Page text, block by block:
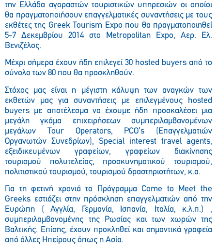
την Ελλάδα αγοραστών τουριστικών υπηρεσιών οι οποίοι
θα πραγματοποιήσουν επαγγελματικές συναντήσεις με τους
εκθέτες της Greek Tourism Expo που θα πραγματοποιηθεί
5-7 Δεκεμβρίου 2014 στο Metropolitan Expo, Αερ. Ελ.
Βενιζέλος.
Μέχρι σήμερα έχουν ήδη επιλεγεί 30 hosted buyers από το
σύνολο των 80 που θα προσκληθούν.
Στόχος μας είναι η μέγιστη κάλυψη των αναγκών των
εκθετών μας για συναντήσεις με επιλεγμένους hosted
buyers με αποτέλεσμα να έχουμε ήδη προσκαλέσει μια
μεγάλη γκάμα επιχειρήσεων συμπεριλαμβανομένων
μεγάλων Tour Operators, PCO’s (Επαγγελματιών
Οργανωτών Συνεδρίων), Special interest travel agents,
εξειδικευμένων γραφείων, γραφείων διακίνησης
τουρισμού πολυτελείας, προσκυνηματικού τουρισμού,
πολιτιστικού τουρισμού, τουρισμού δραστηριοτήτων, κ.α.
Για τη φετινή χρονιά το Πρόγραμμα Come to Meet the
Greeks εστιάζει στην πρόσκληση επαγγελματιών από την
Ευρώπη ( Αγγλία, Γερμανία, Ισπανία, Ιταλία, κ.λ.π.) ,
συμπεριλαμβανομένης της Ρωσίας και των χωρών της
Βαλτικής. Επίσης, έχουν προκληθεί και σημαντικά γραφεία
από άλλες Ηπείρους όπως η Ασία.